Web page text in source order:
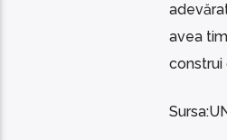
avea
construi